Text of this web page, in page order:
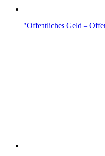
"Öffentliches Geld –